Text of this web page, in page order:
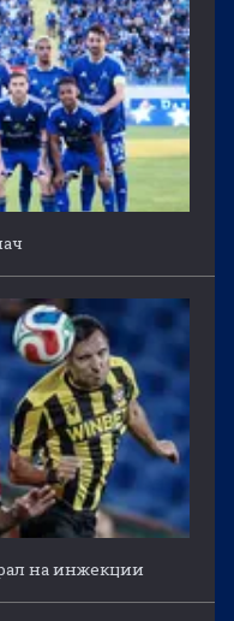
на инжекции